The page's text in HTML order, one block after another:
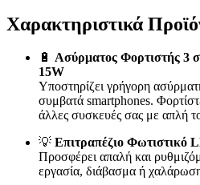
Χαρακτηριστικά
🔋 Ασύρματος Φορτιστής 3
15W
Υποστηρίζει γρήγορη
συμβατά smartphones.
άλλες συσκευές σας με απλή
💡 Επιτραπέζιο Φωτιστικό
Προσφέρει απαλή και
εργασία, διάβασμα ή